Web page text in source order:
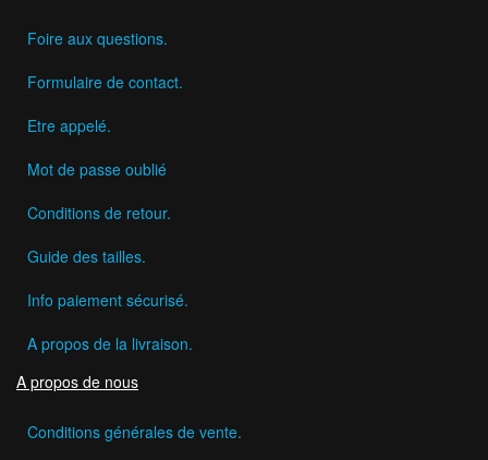
Foire aux questions.
Formulaire de contact.
Etre appelé.
Mot de passe oublié
Conditions de retour.
Guide des tailles.
Info paiement sécurisé.
A propos de la livraison.
A propos de nous
Conditions générales de vente.